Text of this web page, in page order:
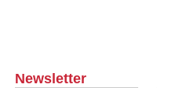
Newsletter